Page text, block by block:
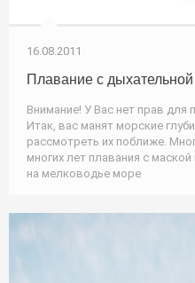
16.08.2011
Плавание с дыхательной
Внимание! У Вас нет прав для
Итак, вас манят морские
рассмотреть их поближе.
многих лет плавания с
на мелководье море